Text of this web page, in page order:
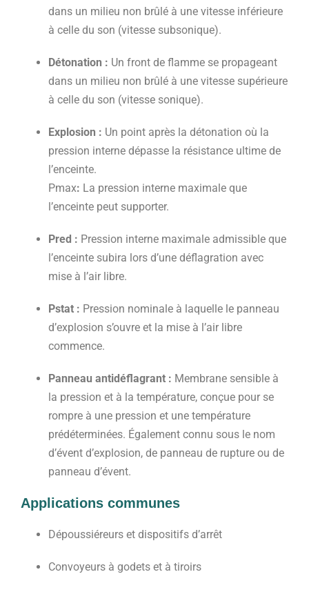
dans un milieu non brûlé à une vitesse inférieure
à celle du son (vitesse subsonique).
Détonation : Un front de flamme se propageant
dans un milieu non brûlé à une vitesse supérieure
à celle du son (vitesse sonique).
Explosion : Un point après la détonation où la
pression interne dépasse la résistance ultime de
l’enceinte.
‍Pmax: La pression interne maximale que
l’enceinte peut supporter.
Pred : Pression interne maximale admissible que
l’enceinte subira lors d’une déflagration avec
mise à l’air libre.
Pstat : Pression nominale à laquelle le panneau
d’explosion s’ouvre et la mise à l’air libre
commence.
Panneau antidéflagrant : Membrane sensible à
la pression et à la température, conçue pour se
rompre à une pression et une température
prédéterminées. Également connu sous le nom
d’évent d’explosion, de panneau de rupture ou de
panneau d’évent.
Applications communes
Dépoussiéreurs et dispositifs d’arrêt
Convoyeurs à godets et à tiroirs